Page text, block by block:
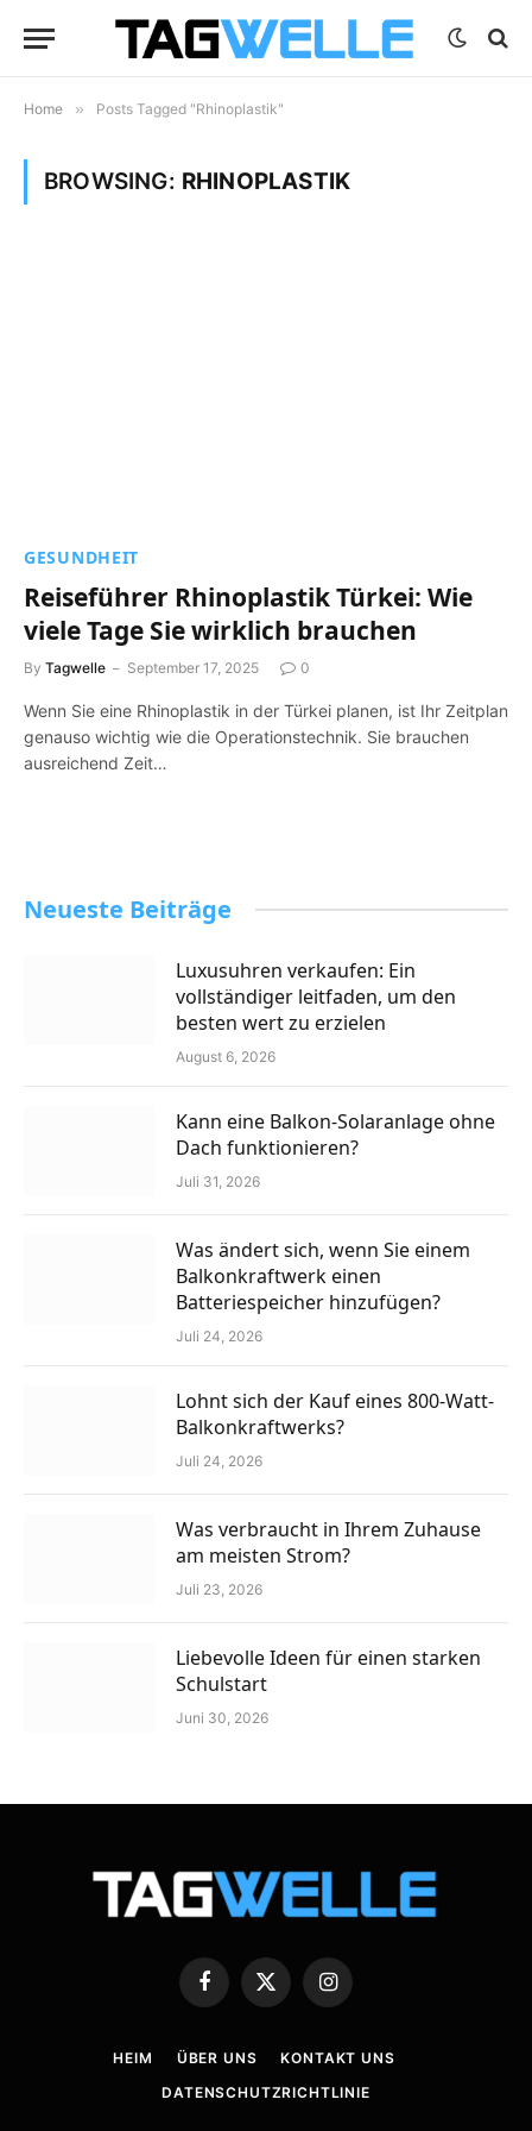
Home » Posts Tagged "Rhinoplastik"
BROWSING: RHINOPLASTIK
GESUNDHEIT
Reiseführer Rhinoplastik Türkei: Wie
viele Tage Sie wirklich brauchen
By Tagwelle September 17, 2025 0
Wenn Sie eine Rhinoplastik in der Türkei planen, ist Ihr Zeitplan
genauso wichtig wie die Operationstechnik. Sie brauchen
ausreichend Zeit…
Neueste Beiträge
Luxusuhren verkaufen: Ein
vollständiger leitfaden, um den
besten wert zu erzielen
August 6, 2026
Kann eine Balkon-Solaranlage ohne
Dach funktionieren?
Juli 31, 2026
Was ändert sich, wenn Sie einem
Balkonkraftwerk einen
Batteriespeicher hinzufügen?
Juli 24, 2026
Lohnt sich der Kauf eines 800-Watt-
Balkonkraftwerks?
Juli 24, 2026
Was verbraucht in Ihrem Zuhause
am meisten Strom?
Juli 23, 2026
Liebevolle Ideen für einen starken
Schulstart
Juni 30, 2026
Facebook
X
(Twitter)
Instagram
HEIM ÜBER UNS
KONTAKT UNS
DATENSCHUTZRICHTLINIE